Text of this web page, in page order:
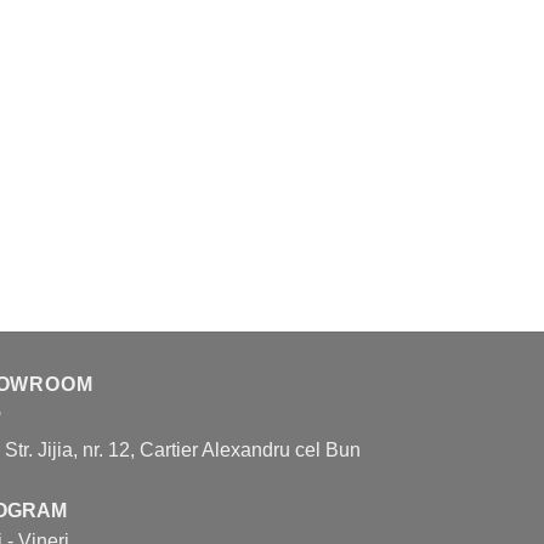
Str. Jijia, nr. 12, Cartier Alexandru cel Bun